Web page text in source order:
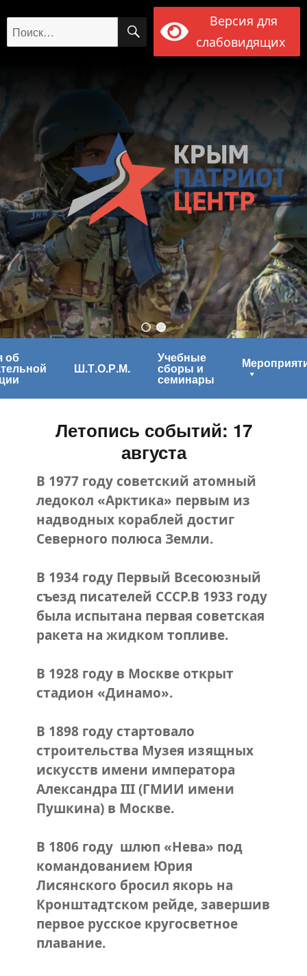
Искать: ПОИСК
Версия для
слабовидящих
об
Ш.Т.О.Р.М.
Учебные
сборы и
семинары
Летопись событий: 17
августа
В 1977 году советский атомный
ледокол «Арктика» первым из
надводных кораблей достиг
Северного полюса Земли.
В 1934 году Первый Всесоюзный
съезд писателей СССР.В 1933 году
была испытана первая советская
ракета на жидком топливе.
В 1928 году в Москве открыт
стадион «Динамо».
В 1898 году стартовало
строительства Музея изящных
искусств имени императора
Александра III (ГМИИ имени
Пушкина) в Москве.
В 1806 году шлюп «Нева» под
командованием Юрия
Лисянского бросил якорь на
Кронштадтском рейде, завершив
первое русское кругосветное
плавание.